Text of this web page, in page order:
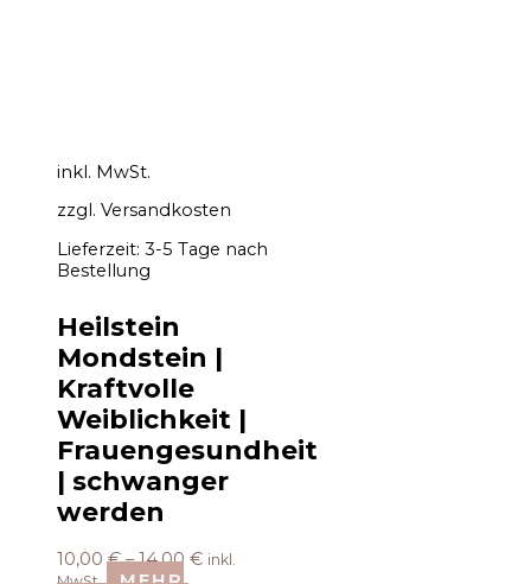
inkl. MwSt.
zzgl. Versandkosten
Lieferzeit: 3-5 Tage nach
Bestellung
Heilstein
Mondstein |
Kraftvolle
Weiblichkeit |
Frauengesundheit
| schwanger
werden
10,00€–14,00 € inkl.